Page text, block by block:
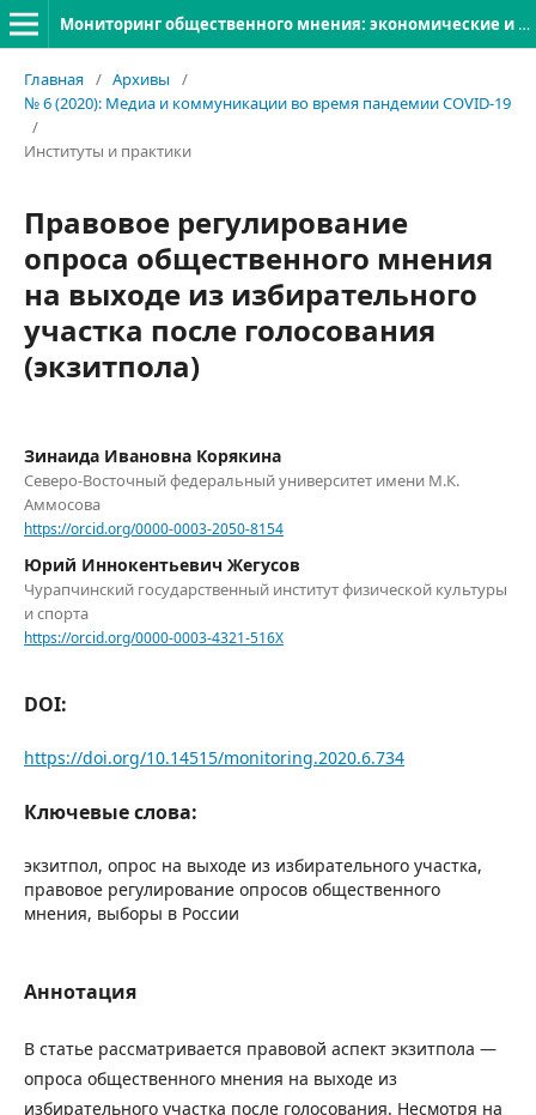
Мониторинг общественного мнения: экономические и социальные перемены
Главная / Архивы
/
№ 6 (2020): Медиа и коммуникации во время пандемии COVID-19
/
Институты и практики
Правовое регулирование
опроса общественного мнения
на выходе из избирательного
участка после голосования
(экзитпола)
Зинаида Ивановна Корякина
Северо-Восточный федеральный университет имени М.К.
Аммосова
https://orcid.org/0000-0003-2050-8154
Юрий Иннокентьевич Жегусов
Чурапчинский государственный институт физической культуры
и спорта
https://orcid.org/0000-0003-4321-516X
DOI:
https://doi.org/10.14515/monitoring.2020.6.734
Ключевые слова:
экзитпол, опрос на выходе из избирательного участка,
правовое регулирование опросов общественного
мнения, выборы в России
Аннотация
В статье рассматривается правовой аспект экзитпола —
опроса общественного мнения на выходе из
избирательного участка после голосования. Несмотря на